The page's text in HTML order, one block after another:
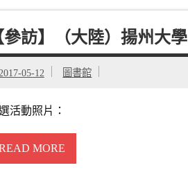
參訪】（大陸）揚州大學
2017-05-12 圖書館
活動照片：
MORE